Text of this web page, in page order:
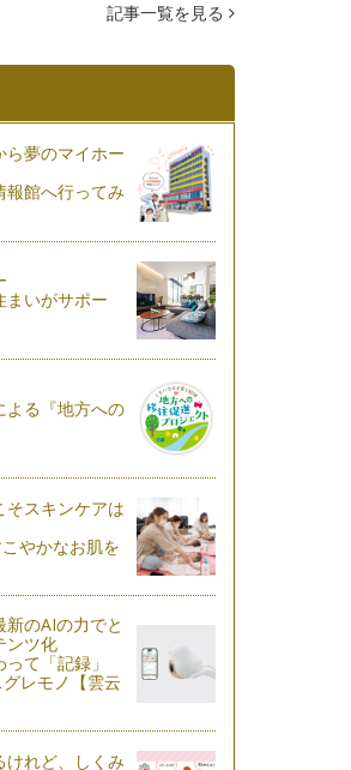
記事一覧を見る
ら夢のマイホー
報館へ行ってみ
まいがサポー
よる『地方への
そスキンケアは
やかなお肌を
新のAIの力でと
ンツ化
て「記録」
レモノ【雲云
けれど、しくみ